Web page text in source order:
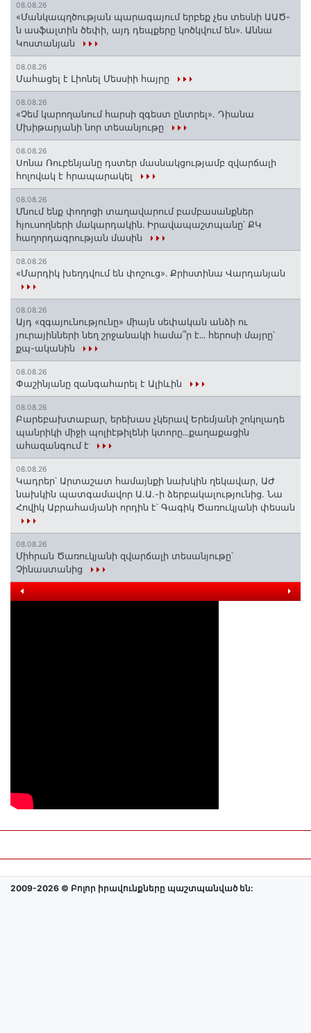
08.08.26
«Մանկապղծության պարագայում երբեք չես տեսնի ԱԱԾ-
ն ասֆալտին ծեփի, այդ դեպքերը կոծկվում են»․ Աննա
Կոստանյան
08.08.26
Մահացել է Լիոնել Մեսսիի հայրը
08.08.26
«Չեմ կարողանում հարսի զգեստ ընտրել». Դիանա
Մխիթարյանի նոր տեսանյութը
08.08.26
Սոնա Ռուբենյանը դստեր մասնակցությամբ զվարճալի
հոլովակ է հրապարակել
08.08.26
Մնում ենք փողոցի տաղավարում բամբասանքներ
հյուսողների մակարդակին․ Իրավապաշտպանը՝ ՔԿ
հաղորդագրության մասին
08.08.26
«Մարդիկ խեղդվում են փոշուց»․ Քրիստինա Վարդանյան
08.08.26
Այդ «զգայունությունը» միայն սեփական անձի ու
յուրայինների նեղ շրջանակի համա՞ր է․․․ հերոսի մայրը՝
քպ-ականին
08.08.26
Փաշինյանը զանգահարել է Ալիևին
08.08.26
Բարեբախտաբար, երեխաս չկերավ Երեմյանի շոկոլադե
պանրիկի միջի պոլիէթիլենի կտորը․․․քաղաքացին
ահազանգում է
08.08.26
Կադրեր՝ Արտաշատ համայնքի նախկին ղեկավար, ԱԺ
նախկին պատգամավոր Ա.Ա.-ի ձերբակալությունից. Նա
Հովիկ Աբրահամյանի որդին է՝ Գագիկ Ծառուկյանի փեսան
08.08.26
Միհրան Ծառուկյանի զվարճալի տեսանյութը՝
Չինաստանից
2009-2026 © Բոլոր իրավունքները պաշտպանված են: